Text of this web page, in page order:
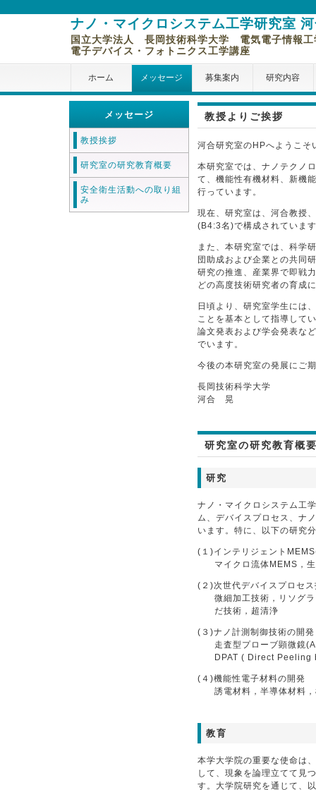
ナノ・マイクロシステム工学研究室
国立大学法人 長岡技術科学大学 電気電子情報工
電子デバイス・フォトニクス工学講座
ホーム メッセージ 募集案内 研究内容
教授よりご挨拶
河合研究室のHPへようこそ
本研究室では、ナノテクノ
て、機能性有機材料、新機
行っています。
現在、研究室は、河合教授
(B4:3名)で構成されていま
また、本研究室では、科学
団助成および企業との共同
研究の推進、産業界で即戦
どの高度技術研究者の育成
日頃より、研究室学生には
ことを基本として指導して
論文発表および学会発表な
でいます。
今後の本研究室の発展にご
長岡技術科学大学
河合 晃
研究室の研究教育概
研究
ナノ・マイクロシステム工
ム、デバイスプロセス、ナ
います。特に、以下の研究
(１)インテリジェント
マイクロ流体MEMS，
(２)次世代デバイスプロセ
微細加工技術，リソグ
だ技術，超清浄
(３)ナノ計測制御技術の開発
走査型プローブ顕微鏡
DPAT ( Direct Peeling
(４)機能性電子材料の開発
誘電材料，半導体材料
教育
本学大学院の重要な使命は
して、現象を論理立てて見
す。大学院研究を通じて、
メッセージ
教授挨拶
研究室の研究教育概要
安全衛生活動への取り組
み